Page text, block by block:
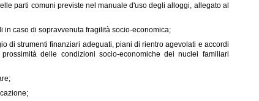
parti comuni previste nel manuale d'uso degli alloggi, allegato al
caso di sopravvenuta fragilità socio-economica;
di strumenti finanziari adeguati, piani di rientro agevolati e accordi
delle condizioni socio-economiche dei nuclei familiari